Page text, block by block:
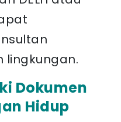
lingkungan.
Dokumen
Hidup